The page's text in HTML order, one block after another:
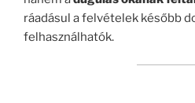
ráadásul a felvételek később
felhasználhatók.